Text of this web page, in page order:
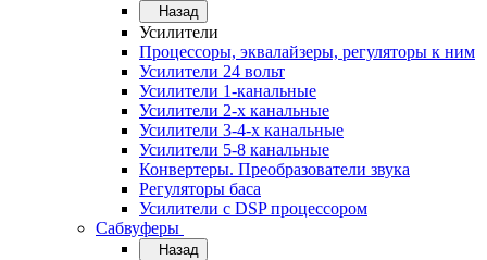
Назад
Усилители
Процессоры, эквалайзеры, регуляторы к ним
Усилители 24 вольт
Усилители 1-канальные
Усилители 2-х канальные
Усилители 3-4-х канальные
Усилители 5-8 канальные
Конвертеры. Преобразователи звука
Регуляторы баса
Усилители с DSP процессором
Сабвуферы
Назад